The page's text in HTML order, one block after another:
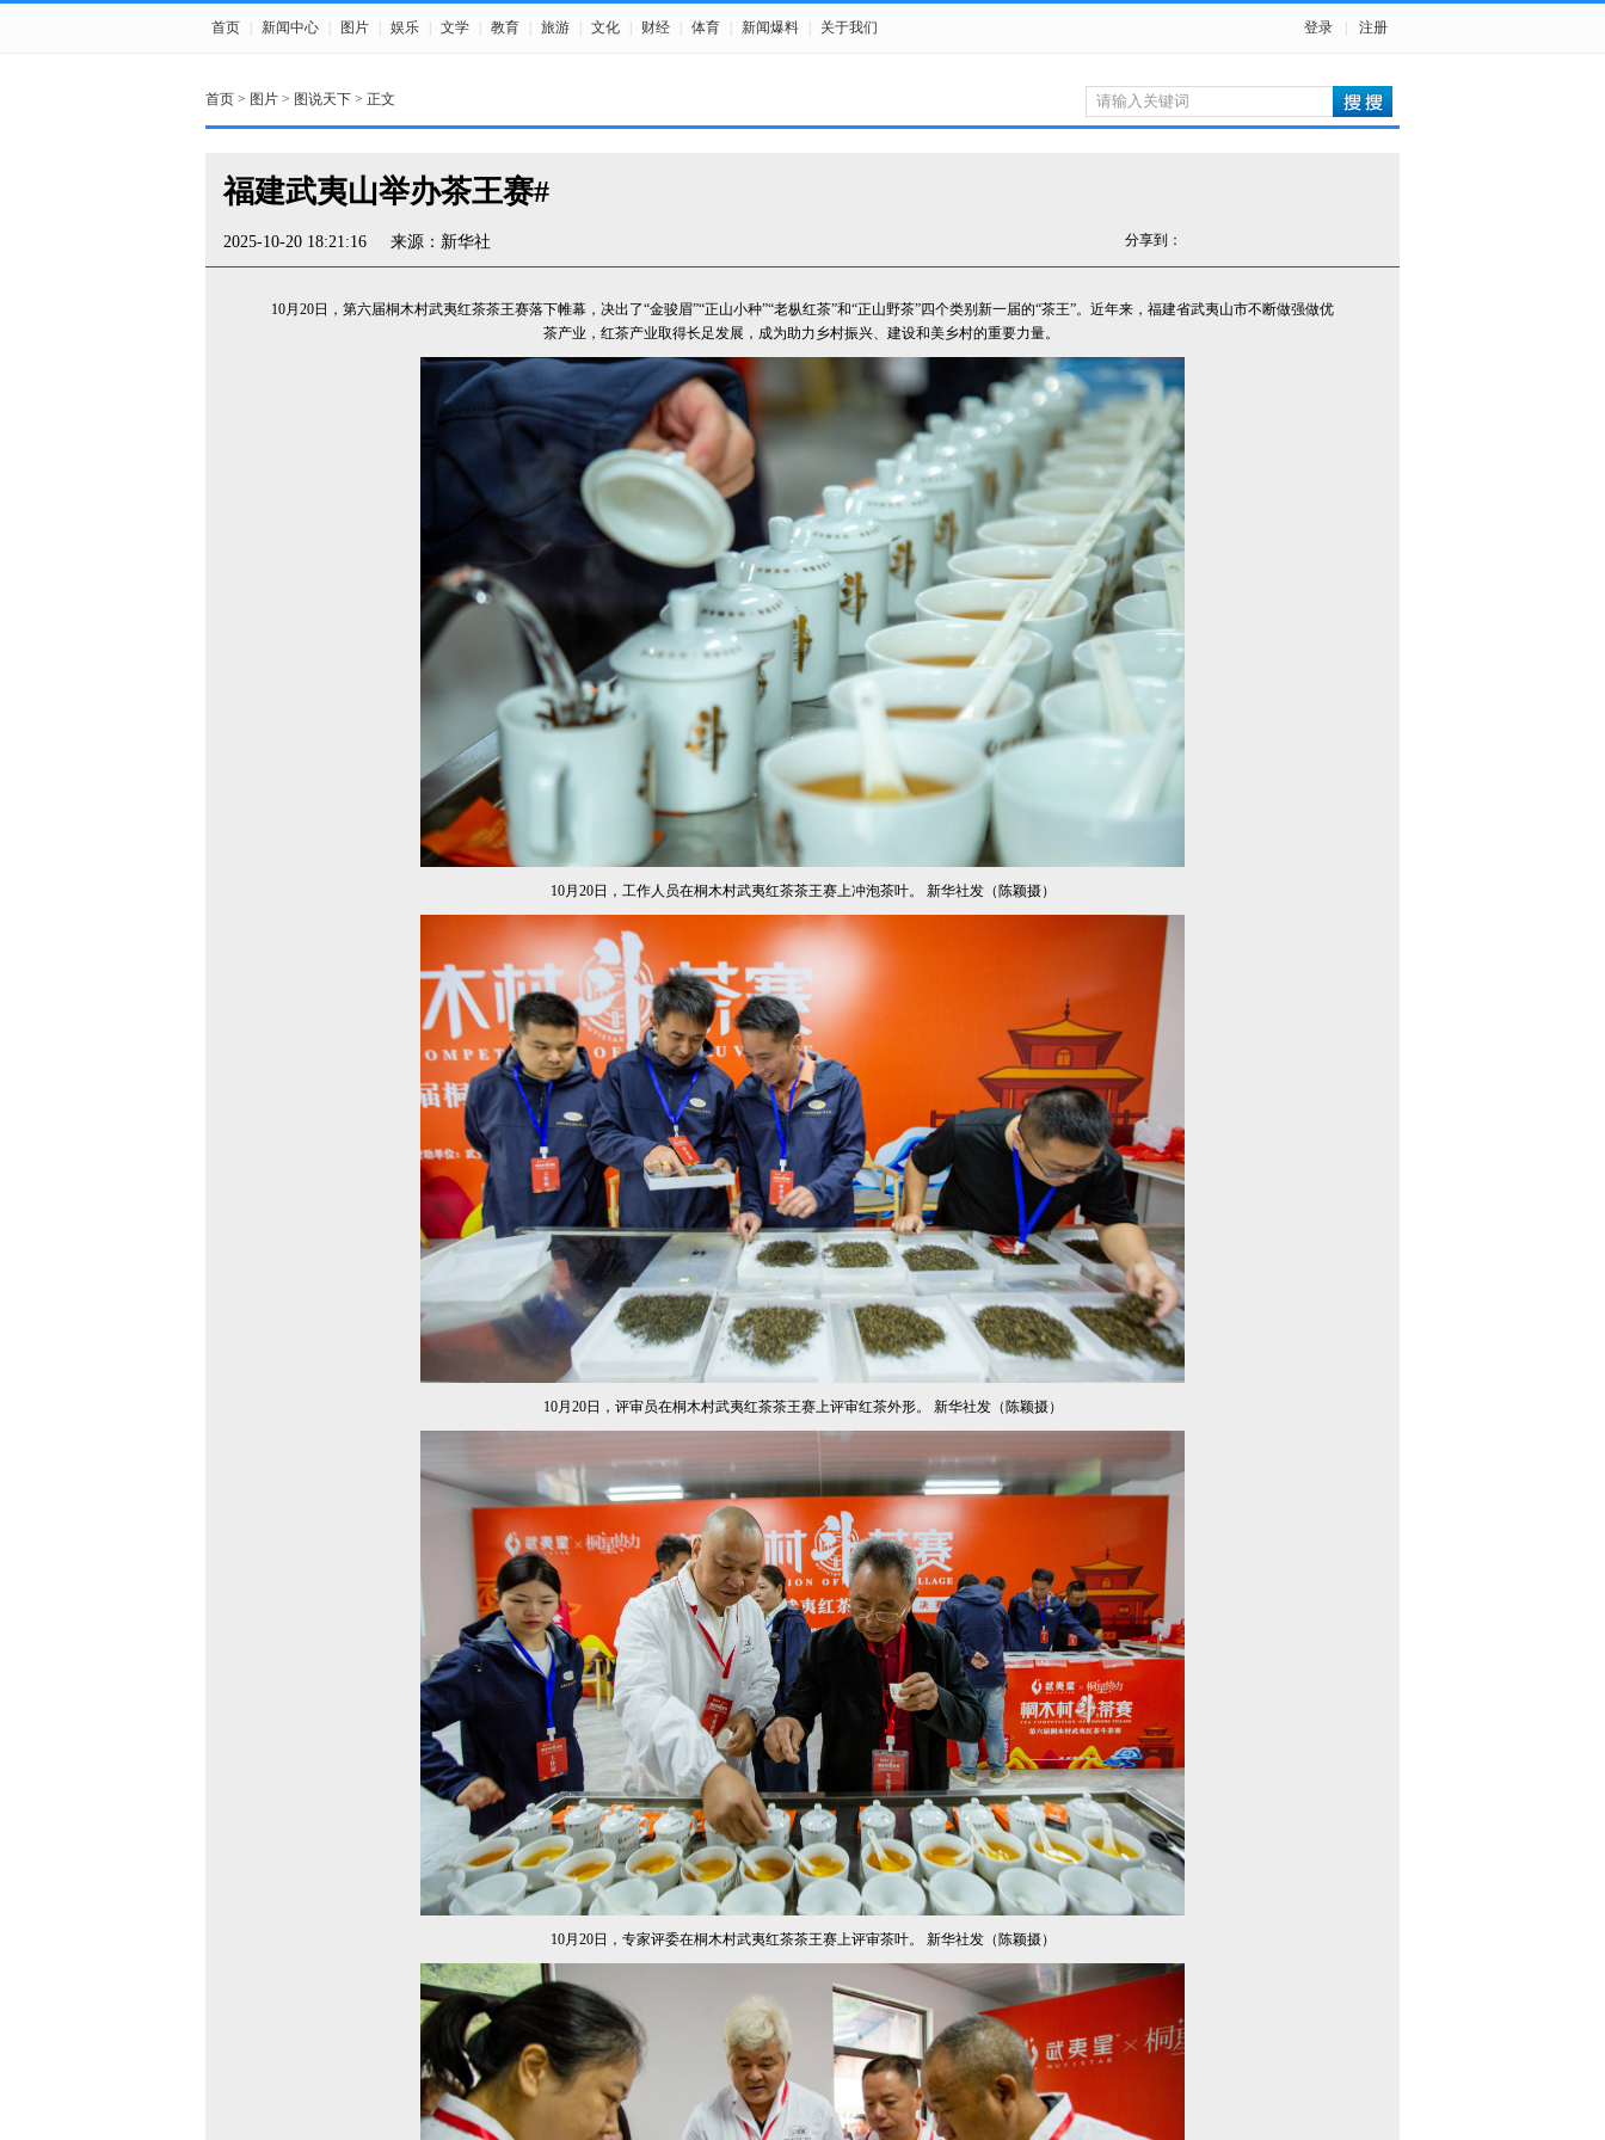
首页 新闻中心 图片 娱乐 文学 教育 旅游 文化 财经 体育 新闻爆料 关于我们 登录 注册
首页 > 图片 > 图说天下 > 正文
福建武夷山举办茶王赛#
2025-10-20 18:21:16 来源：新华社 分享到：
10月20日，第六届桐木村武夷红茶茶王赛落下帷幕，决出了“金骏眉”“正山小种”“老枞红茶”和“正山野茶”四个类别新一届的“茶王”。近年来，福建省武夷山市不断做强做优
茶产业，红茶产业取得长足发展，成为助力乡村振兴、建设和美乡村的重要力量。
10月20日，工作人员在桐木村武夷红茶茶王赛上冲泡茶叶。 新华社发（陈颖摄）
10月20日，评审员在桐木村武夷红茶茶王赛上评审红茶外形。 新华社发（陈颖摄）
10月20日，专家评委在桐木村武夷红茶茶王赛上评审茶叶。 新华社发（陈颖摄）